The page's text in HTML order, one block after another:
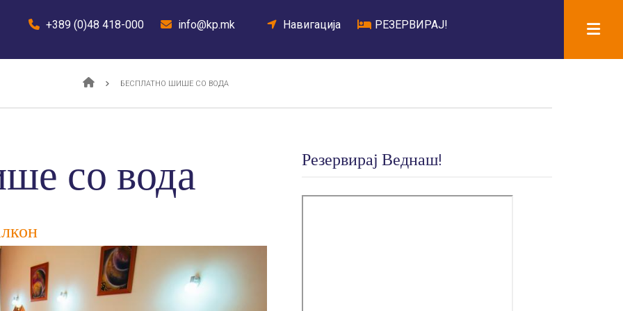
tel
+389 (0)48 418-000 mail
info@kp.mk location
Навигација bed
РЕЗЕРВИРАЈ!
БЕСПЛАТНО ШИШЕ СО ВОДА
со вода Резервирај Веднаш!